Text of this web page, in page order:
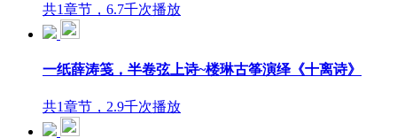
共1章节，6.7千次播放
一纸薛涛笺，半卷弦上诗~楼琳古筝演绎《十离诗》
共1章节，2.9千次播放